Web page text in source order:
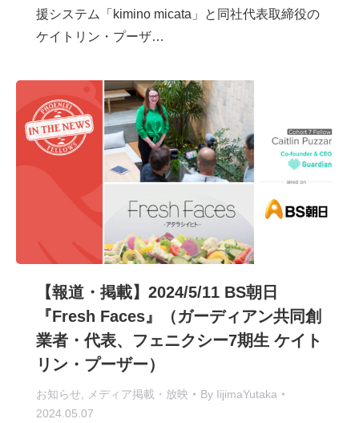
援システム「kimino micata」と同社代表取締役の
ケイトリン・プーザ…
【報道・掲載】2024/5/11 BS朝日
『Fresh Faces』（ガーディアン共同創
業者・代表、フェニクシー7期生 ケイト
リン・プーザー）
お知らせ メディア掲載・放映 By IijimaYutaka
2024.05.07